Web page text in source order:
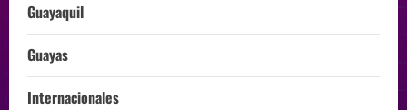
Guayaquil
Guayas
Internacionales